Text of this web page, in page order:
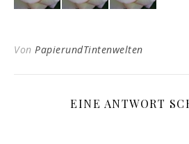
Von PapierundTintenwelten
EINE ANTWORT